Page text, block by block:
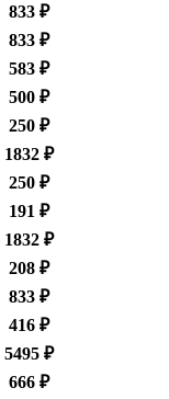
833 ₽
833 ₽
583 ₽
500 ₽
250 ₽
1832 ₽
250 ₽
191 ₽
1832 ₽
208 ₽
833 ₽
416 ₽
5495 ₽
666 ₽